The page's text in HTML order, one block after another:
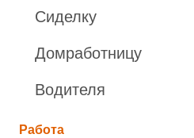
Сиделку
Домработницу
Водителя
Работа